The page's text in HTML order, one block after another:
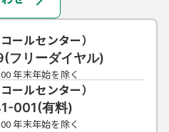
ールセンター）
リーダイヤル)
年末年始を除く
ールセンター）
001(有料)
年末年始を除く